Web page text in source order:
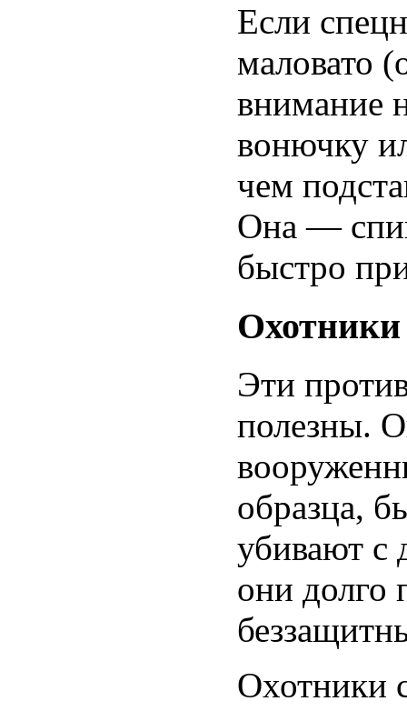
Если
маловато
внимание
вонючку
чем
Она —
быстро
Охотники
Эти
полезны.
образца,
убивают с
они долго
Охотники